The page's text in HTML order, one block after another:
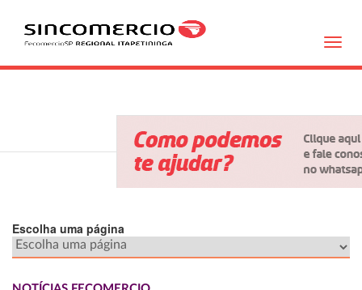
Escolha uma página